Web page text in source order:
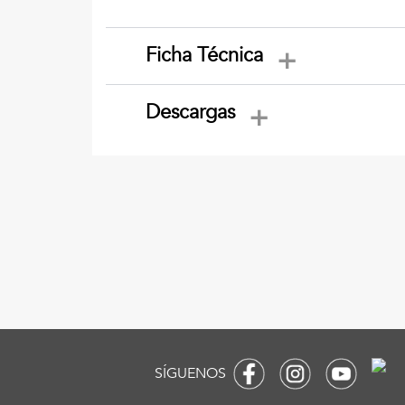
Ficha Técnica
Descargas
SÍGUENOS